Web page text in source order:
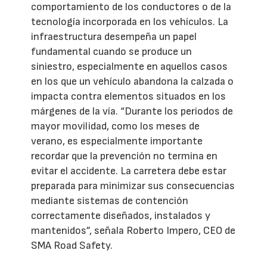
comportamiento de los conductores o de la
tecnología incorporada en los vehículos. La
infraestructura desempeña un papel
fundamental cuando se produce un
siniestro, especialmente en aquellos casos
en los que un vehículo abandona la calzada o
impacta contra elementos situados en los
márgenes de la vía. “Durante los periodos de
mayor movilidad, como los meses de
verano, es especialmente importante
recordar que la prevención no termina en
evitar el accidente. La carretera debe estar
preparada para minimizar sus consecuencias
mediante sistemas de contención
correctamente diseñados, instalados y
mantenidos”, señala Roberto Impero, CEO de
SMA Road Safety.